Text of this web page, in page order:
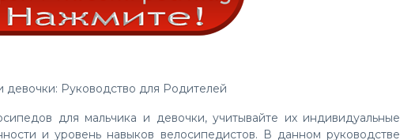
Руководство для Родителей
для мальчика и девочки, учитывайте их индивидуальные
и уровень навыков велосипедистов. В данном руководстве